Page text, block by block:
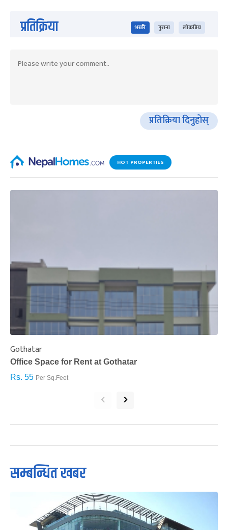
प्रतिक्रिया भर्खरै पुराना लोकप्रिय
प्रतिक्रिया दिनुहोस्
HOT PROPERTIES
Gothatar
Office Space for Rent at Gothatar
Rs. 55 Per Sq.Feet
‹ ›
सम्बन्धित खबर